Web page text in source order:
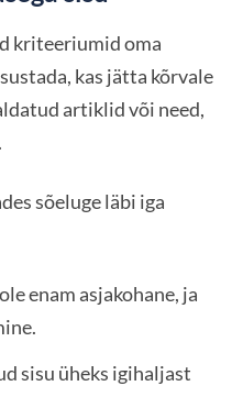
kriteeriumid oma
kas jätta kõrvale
artiklid või need,
sõeluge läbi iga
enam asjakohane, ja
sisu üheks igihaljast